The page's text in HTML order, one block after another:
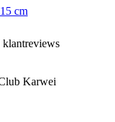
cm
klantreviews
Karwei